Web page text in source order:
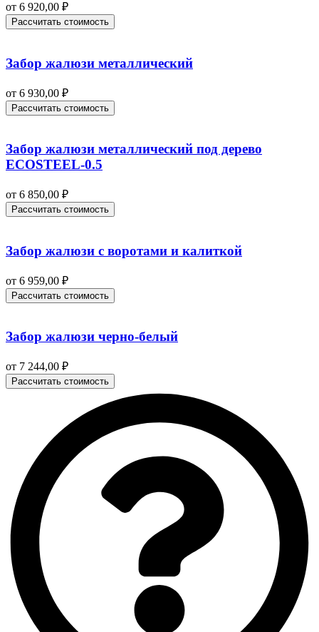
от 6 920,00 ₽
Рассчитать стоимость
Забор жалюзи металлический
от 6 930,00 ₽
Рассчитать стоимость
Забор жалюзи металлический под дерево
ECOSTEEL-0.5
от 6 850,00 ₽
Рассчитать стоимость
Забор жалюзи с воротами и калиткой
от 6 959,00 ₽
Рассчитать стоимость
Забор жалюзи черно-белый
от 7 244,00 ₽
Рассчитать стоимость